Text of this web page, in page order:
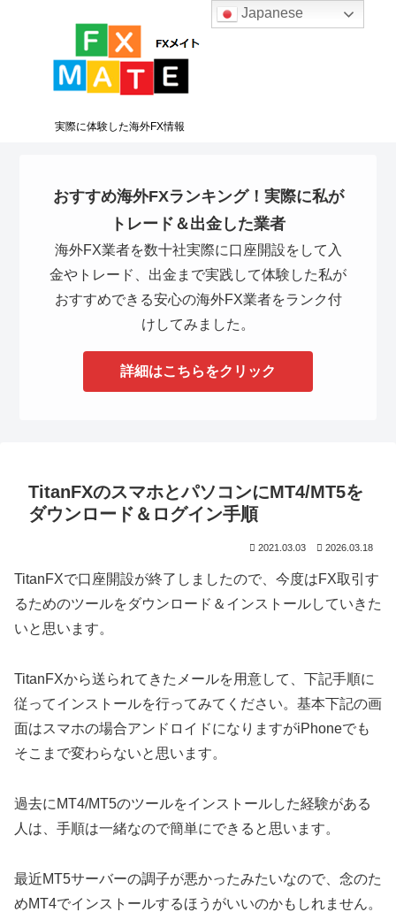
実際に体験した海外FX情報
おすすめ海外FXランキング！実際に私が
トレード＆出金した業者
海外FX業者を数十社実際に口座開設をして入
金やトレード、出金まで実践して体験した私が
おすすめできる安心の海外FX業者をランク付
けしてみました。
詳細はこちらをクリック
TitanFXのスマホとパソコンにMT4/MT5を
ダウンロード＆ログイン手順
2021.03.03 2026.03.18
TitanFXで口座開設が終了しましたので、今度はFX取引す
るためのツールをダウンロード＆インストールしていきた
いと思います。
TitanFXから送られてきたメールを用意して、下記手順に
従ってインストールを行ってみてください。基本下記の画
面はスマホの場合アンドロイドになりますがiPhoneでも
そこまで変わらないと思います。
過去にMT4/MT5のツールをインストールした経験がある
人は、手順は一緒なので簡単にできると思います。
最近MT5サーバーの調子が悪かったみたいなので、念のた
めMT4でインストールするほうがいいのかもしれません。
Japanese